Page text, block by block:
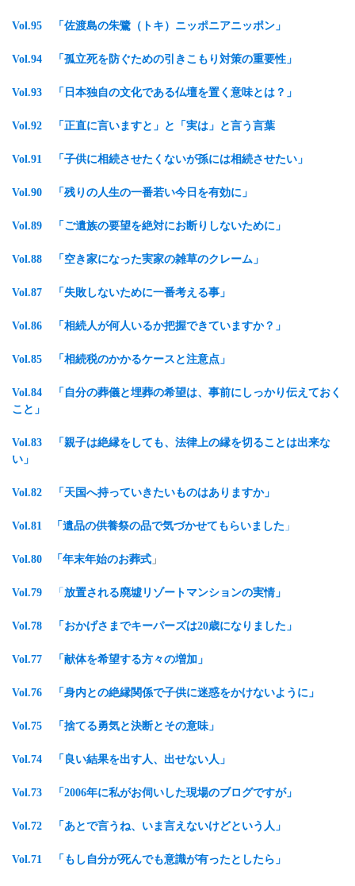
Vol.95 「佐渡島の朱鷺（トキ）ニッポニアニッポン」
Vol.94 「孤立死を防ぐための引きこもり対策の重要性」
Vol.93 「日本独自の文化である仏壇を置く意味とは？」
Vol.92 「正直に言いますと」と「実は」と言う言葉
Vol.91 「子供に相続させたくないが孫には相続させたい」
Vol.90 「残りの人生の一番若い今日を有効に」
Vol.89 「ご遺族の要望を絶対にお断りしないために」
Vol.88 「空き家になった実家の雑草のクレーム」
Vol.87 「失敗しないために一番考える事」
Vol.86 「相続人が何人いるか把握できていますか？」
Vol.85 「相続税のかかるケースと注意点」
Vol.84 「自分の葬儀と埋葬の希望は、事前にしっかり伝えておく
こと」
Vol.83 「親子は絶縁をしても、法律上の縁を切ることは出来な
い」
Vol.82 「天国へ持っていきたいものはありますか」
Vol.81 「遺品の供養祭の品で気づかせてもらいました 」
Vol.80 「年末年始のお葬式 」
Vol.79 「 放置される廃墟リゾートマンションの実情」
Vol.78 「おかげさまでキーパーズは20歳になりました」
Vol.77 「献体を希望する方々の増加」
Vol.76 「身内との絶縁関係で子供に迷惑をかけないように 」
Vol.75 「捨てる勇気と決断とその意味」
Vol.74 「良い結果を出す人、出せない人」
Vol.73 「2006年に私がお伺いした現場のブログですが」
Vol.72 「あとで言うね、いま言えないけどという人」
Vol.71 「もし自分が死んでも意識が有ったとしたら」